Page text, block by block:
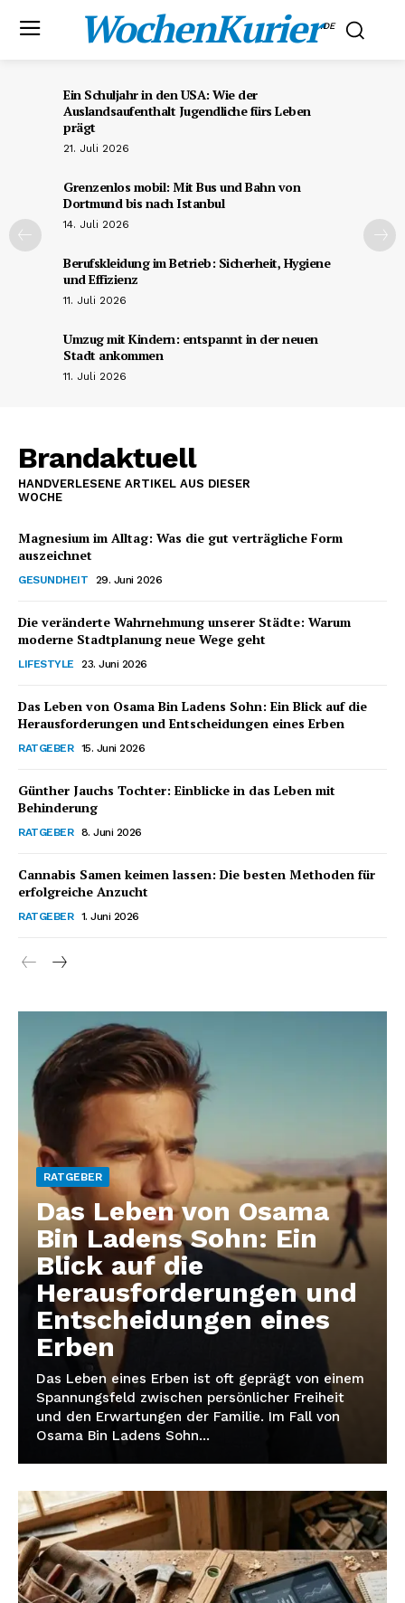
WochenKurier.DE
Ein Schuljahr in den USA: Wie der
Auslandsaufenthalt Jugendliche fürs Leben
prägt
21. Juli 2026
Grenzenlos mobil: Mit Bus und Bahn von
Dortmund bis nach Istanbul
14. Juli 2026
Berufskleidung im Betrieb: Sicherheit, Hygiene
und Effizienz
11. Juli 2026
Umzug mit Kindern: entspannt in der neuen
Stadt ankommen
11. Juli 2026
Brandaktuell
HANDVERLESENE ARTIKEL AUS DIESER
WOCHE
Magnesium im Alltag: Was die gut verträgliche Form
auszeichnet
GESUNDHEIT 29. Juni 2026
Die veränderte Wahrnehmung unserer Städte: Warum
moderne Stadtplanung neue Wege geht
LIFESTYLE 23. Juni 2026
Das Leben von Osama Bin Ladens Sohn: Ein Blick auf die
Herausforderungen und Entscheidungen eines Erben
RATGEBER 15. Juni 2026
Günther Jauchs Tochter: Einblicke in das Leben mit
Behinderung
RATGEBER 8. Juni 2026
Cannabis Samen keimen lassen: Die besten Methoden für
erfolgreiche Anzucht
RATGEBER 1. Juni 2026
RATGEBER
Das Leben von Osama
Bin Ladens Sohn: Ein
Blick auf die
Herausforderungen und
Entscheidungen eines
Erben
Das Leben eines Erben ist oft geprägt von einem
Spannungsfeld zwischen persönlicher Freiheit
und den Erwartungen der Familie. Im Fall von
Osama Bin Ladens Sohn...